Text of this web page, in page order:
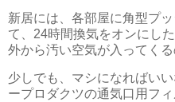
新居には、各部屋に角型プ
て、24時間換気をオンにし
外から汚い空気が入ってくる
少しでも、マシになればい
ープロダクツの通気口用フ